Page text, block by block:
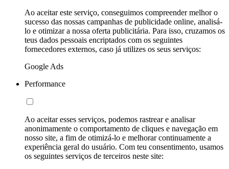
Ao aceitar este serviço, conseguimos compreender melhor o
sucesso das nossas campanhas de publicidade online, analisá-
lo e otimizar a nossa oferta publicitária. Para isso, cruzamos os
teus dados pessoais encriptados com os seguintes
fornecedores externos, caso já utilizes os seus serviços:
Google Ads
Performance
Ao aceitar esses serviços, podemos rastrear e analisar
anonimamente o comportamento de cliques e navegação em
nosso site, a fim de otimizá-lo e melhorar continuamente a
experiência geral do usuário. Com teu consentimento, usamos
os seguintes serviços de terceiros neste site: